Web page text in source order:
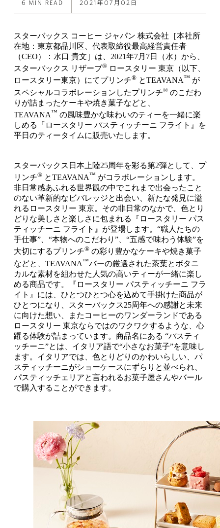
6 MIN READ 2021年07月02日
スターバックス コーヒー ジャパン 株式会社［本社所
在地：東京都品川区、代表取締役最高経営責任者
（CEO）：水口 貴文］は、2021年7月7日（水）から、
スターバックス リザーブ® ロースタリー 東京（以下、
ロースタリー東京）にてプリンチ® とTEAVANA™ が
スペシャルコラボレーションしたプリンチ® のこだわ
りが詰まったケーキや焼き菓子などと、
TEAVANA™ の風味豊かな味わいのティーを一緒に楽
しめる『ロースタリー パスティッチーニ フライト』を
平日のティータイムに販売いたします。
スターバックス日本上陸25周年を彩る第2弾として、プ
リンチ® とTEAVANA™ がコラボレーションします。
非日常感あふれる世界観の中でこれまで出会ったこと
のない革新的なビバレッジと出会い、新たな発見に溢
れるロースタリー 東京。その非日常のなかで、色とり
どりな美しさと楽しさに包まれる『ロースタリー パス
ティッチーニ フライト』が登場します。“職人たちの
手仕事”、“本物へのこだわり”、“五感で味わう体験”を
大切にするプリンチ® の彩り豊かなケーキや焼き菓子
などと、TEAVANA™バーの厳選された茶葉とボタニ
カルな素材を組わせた人気の高いティーが一緒に楽し
める商品です。『ロースタリー パスティッチーニ フラ
イト』には、ひとつひとつ心を込めて手掛けた商品が
ひとつになり、スターバックス25周年への感謝と未来
に向けた想い、またコーヒーのワンダーランドである
ロースタリー 東京ならではのワクワクするような、心
躍る体験が詰まっています。商品名にある “パスティ
ッチーニ”とは、イタリア語で“小さなお菓子”を意味し
ます。イタリアでは、色とりどりのかわいらしい、パ
スティッチーニがショーケースにずらりと並べられ、
パスティッチェリアと言われるお菓子屋さんやバール
で購入することができます。